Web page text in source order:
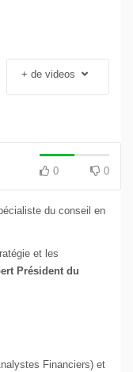
industriel
+ de videos
0 0
du conseil en
et les
Président du
Financiers) et